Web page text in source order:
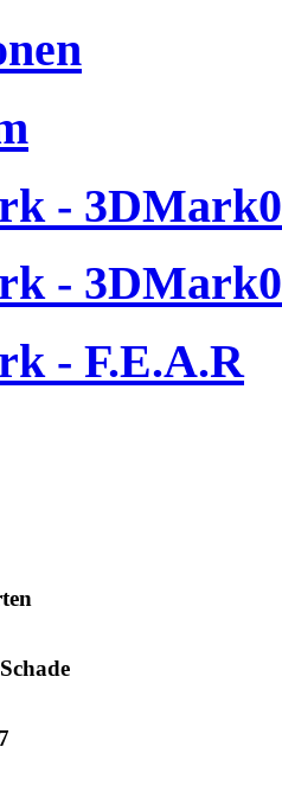
-
-
- F.E.A.R